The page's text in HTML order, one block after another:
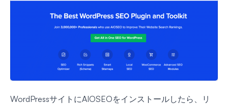
WordPressサイトにAIOSEOをインストールしたら、リ